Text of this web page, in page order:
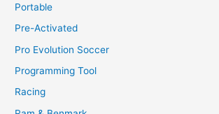
Portable
Pre-Activated
Pro Evolution Soccer
Programming Tool
Racing